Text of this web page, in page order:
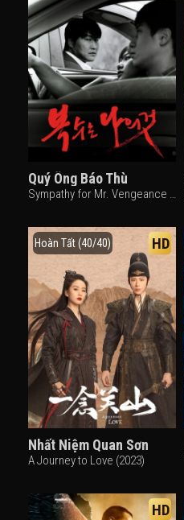
Quý Ông Báo Thù
Sympathy for Mr. Vengeance (2002)
Hoàn Tất (40/40) HD
Nhất Niệm Quan Sơn
A Journey to Love (2023)
HD